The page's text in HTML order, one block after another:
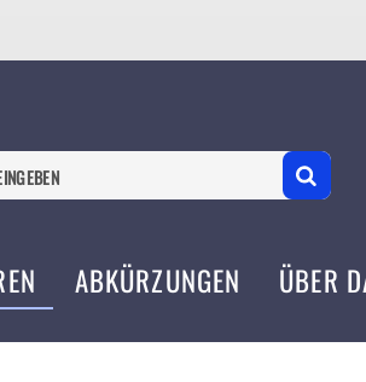
ABKÜRZUNGEN ÜBER